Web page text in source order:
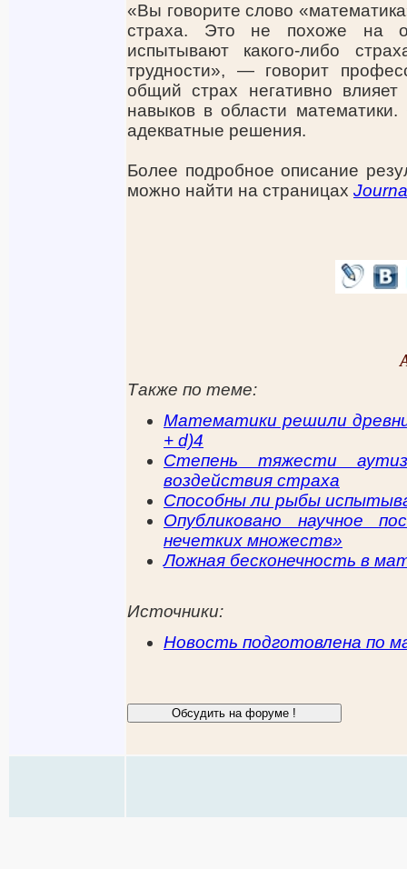
«Вы говорите слово
страха. Это не похоже на
испытывают какого-либо
трудности», — говорит
общий страх негативно
навыков в области
адекватные решения.
Более подробное описание
можно найти на страницах
Также по теме:
Математики решили
+ d)4
Степень тяжести
воздействия страха
Способны ли рыбы
Опубликовано научное
нечетких множеств»
Ложная бесконечность в
Источники:
Новость подготовлена по